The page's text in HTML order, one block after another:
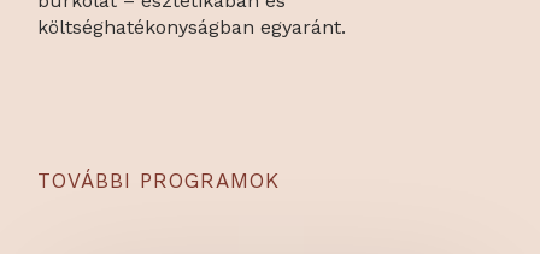
költséghatékonyságban egyaránt.
TOVÁBBI PROGRAMOK